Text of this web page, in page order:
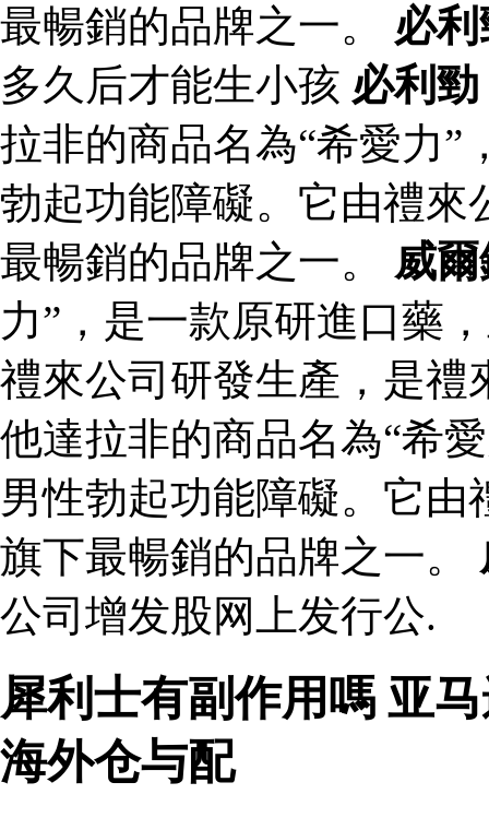
最暢銷的品牌之一。 必
多久后才能生小孩 必利勁
拉非的商品名為“希愛力”
勃起功能障礙。它由禮來
最暢銷的品牌之一。 威
力”，是一款原研進口藥
禮來公司研發生產，是禮
他達拉非的商品名為“希
男性勃起功能障礙。它
旗下最暢銷的品牌之一。
公司增发股网上发行公.
犀利士有副作用嗎 亚
海外仓与配